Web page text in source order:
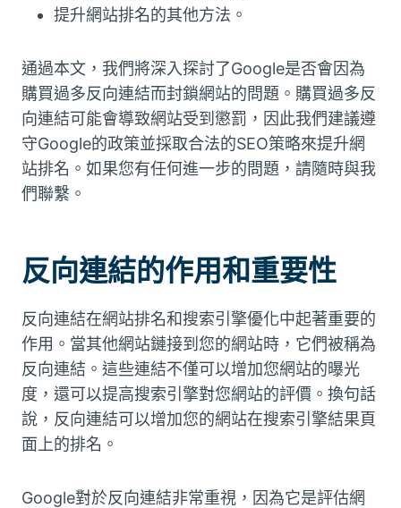
提升網站排名的其他方法。
通過本文，我們將深入探討了Google是否會因為
購買過多反向連結而封鎖網站的問題。購買過多反
向連結可能會導致網站受到懲罰，因此我們建議遵
守Google的政策並採取合法的SEO策略來提升網
站排名。如果您有任何進一步的問題，請隨時與我
們聯繫。
反向連結的作用和重要性
反向連結在網站排名和搜索引擎優化中起著重要的
作用。當其他網站鏈接到您的網站時，它們被稱為
反向連結。這些連結不僅可以增加您網站的曝光
度，還可以提高搜索引擎對您網站的評價。換句話
說，反向連結可以增加您的網站在搜索引擎結果頁
面上的排名。
Google對於反向連結非常重視，因為它是評估網